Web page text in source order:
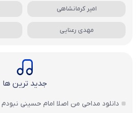
امیر کرمانشاهی
مهدی رعنایی
جدید ترین ها
دانلود مداحی من اصلا امام حسینی نبودم